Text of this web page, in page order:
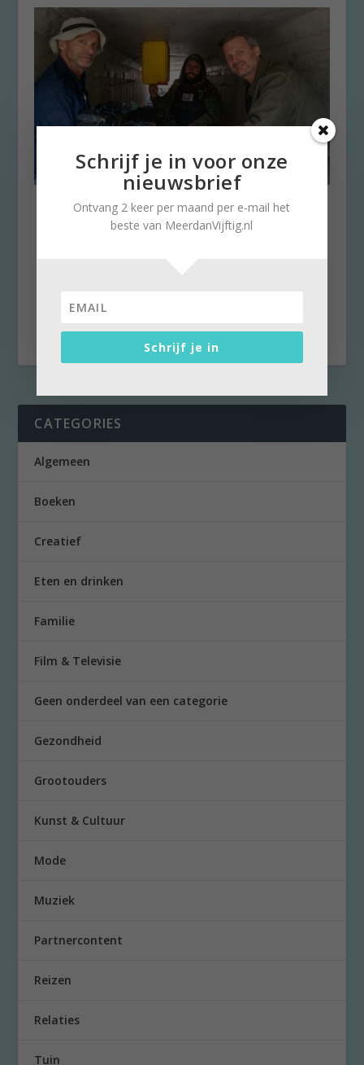
Onze man bij de Taliban:
indrukwekkende televisie
CATEGORIES
Algemeen
Boeken
Creatief
Eten en drinken
Familie
Film & Televisie
Geen onderdeel van een categorie
Gezondheid
Grootouders
Kunst & Cultuur
Mode
Muziek
Partnercontent
Reizen
Relaties
Tuin
Schrijf je in voor onze
nieuwsbrief
Ontvang 2 keer per maand per e-mail het
beste van MeerdanVijftig.nl
Schrijf je in